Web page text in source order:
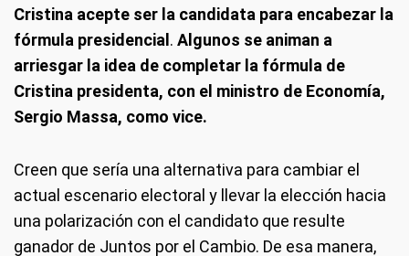
Cristina acepte ser la candidata para encabezar la
fórmula presidencial . Algunos se animan a
arriesgar la idea de completar la fórmula de
Cristina presidenta, con el ministro de Economía,
Sergio Massa, como vice.
Creen que sería una alternativa para cambiar el
actual escenario electoral y llevar la elección hacia
una polarización con el candidato que resulte
ganador de Juntos por el Cambio. De esa manera,